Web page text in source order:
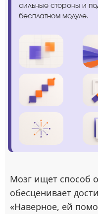
сильные стороны и
бесплатном модуле.
Мозг ищет способ
обесценивает
«Наверное, ей